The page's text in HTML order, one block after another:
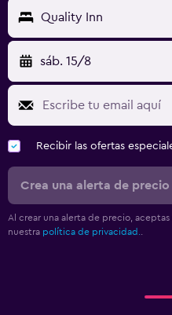
Quality Inn
sáb. 15/8
Recibir las ofertas
Crea una alerta de precio
Al crear una alerta de precio, aceptas
nuestra política de privacidad.